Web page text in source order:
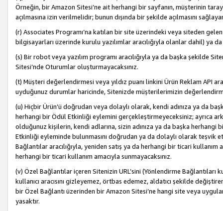
Örneğin, bir Amazon Sitesi’ne ait herhangi bir sayfanın, müşterinin
açılmasına izin verilmelidir; bunun dışında bir şekilde açılmasını
(r) Associates Programı’na katılan bir site üzerindeki veya siteden
bilgisayarları üzerinde kurulu yazılımlar aracılığıyla olanlar dahil) ya
(s) Bir robot veya yazılım programı aracılığıyla ya da başka şekilde
Sitesi’nde Oturumlar oluşturmayacaksınız.
(t) Müşteri değerlendirmesi veya yıldız puanı linkini Ürün Reklam API
uyduğunuz durumlar haricinde, Sitenizde müşterilerimizin
(u) Hiçbir Ürün’ü doğrudan veya dolaylı olarak, kendi adınıza ya da
herhangi bir Ödül Etkinliği eylemini gerçekleştirmeyeceksiniz; ayrıca
olduğunuz kişilerin, kendi adlarına, sizin adınıza ya da başka herhangi
Etkinliği eyleminde bulunmasını doğrudan ya da dolaylı olarak teşvik
Bağlantılar aracılığıyla, yeniden satış ya da herhangi bir ticari
herhangi bir ticari kullanım amacıyla sunmayacaksınız.
(v) Özel Bağlantılar içeren Sitenizin URL’sini (Yönlendirme Bağlantıları
kullanıcı aracısını gizleyemez, örtbas edemez, aldatıcı şekilde
bir Özel Bağlantı üzerinden bir Amazon Sitesi’ne hangi site veya
yasaktır.